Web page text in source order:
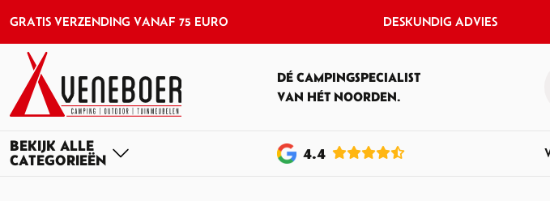
GRATIS VERZENDING VANAF 75 EURO DESKUNDIG ADVIES
DÉ CAMPINGSPECIALIST
VAN HÉT NOORDEN.
4.4